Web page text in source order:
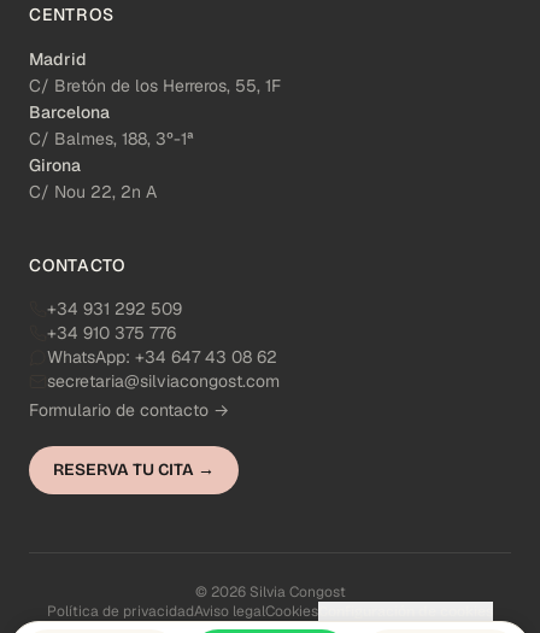
CENTROS
Madrid
C/ Bretón de los Herreros, 55, 1F
Barcelona
C/ Balmes, 188, 3º-1ª
Girona
C/ Nou 22, 2n A
CONTACTO
+34 931 292 509
+34 910 375 776
WhatsApp: +34 647 43 08 62
secretaria@silviacongost.com
Formulario de contacto →
RESERVA TU CITA →
© 2026 Silvia Congost
Política de privacidadAviso legalCookies